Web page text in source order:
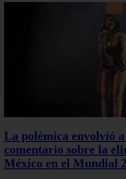
La polémica envolvió
comentario sobre la
México en el Mundial